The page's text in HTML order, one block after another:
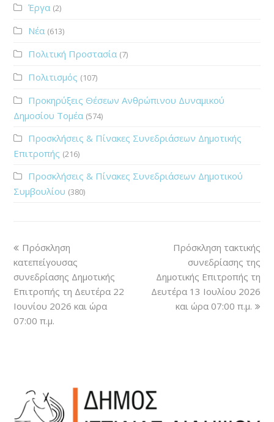
Έργα (2)
Νέα (613)
Πολιτική Προστασία (7)
Πολιτισμός (107)
Προκηρύξεις Θέσεων Ανθρώπινου Δυναμικού
Δημοσίου Τομέα (574)
Προσκλήσεις & Πίνακες Συνεδριάσεων Δημοτικής
Επιτροπής (216)
Προσκλήσεις & Πίνακες Συνεδριάσεων Δημοτικού
Συμβουλίου (380)
Πρόσκληση
κατεπείγουσας
συνεδρίασης Δημοτικής
Επιτροπής τη Δευτέρα 22
Ιουνίου 2026 και ώρα
07:00 π.μ.
Πρόσκληση τακτικής
συνεδρίασης της
Δημοτικής Επιτροπής τη
Δευτέρα 13 Ιουλίου 2026
και ώρα 07:00 π.μ.